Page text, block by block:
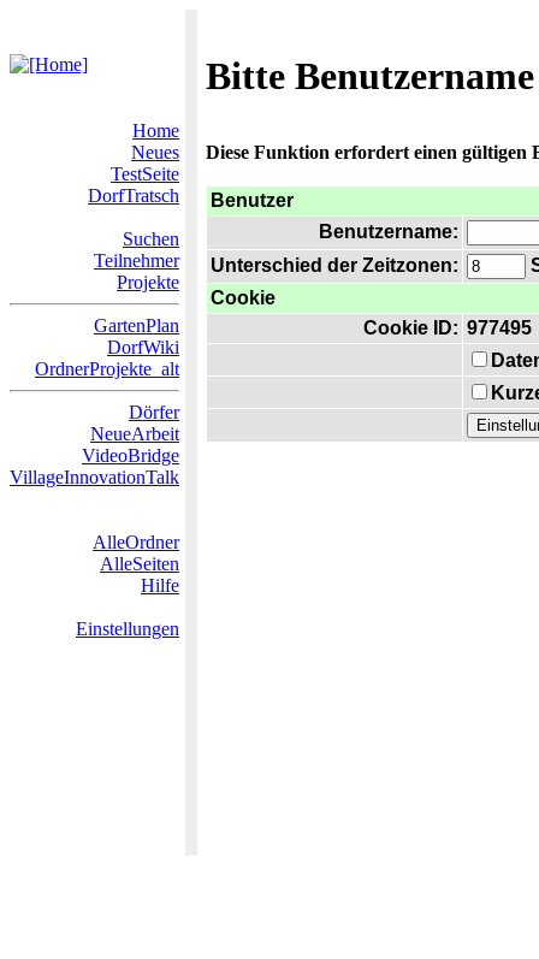
Bitte
Home
Neues
TestSeite
DorfTratsch
Suchen
Teilnehmer
Projekte
GartenPlan
DorfWiki
OrdnerProjekte_alt
Dörfer
NeueArbeit
VideoBridge
VillageInnovationTalk
AlleOrdner
AlleSeiten
Hilfe
Einstellungen
Diese Funktion erfordert einen gültigen
Benutzer
Benutzername:
Unterschied der Zeitzonen:
Cookie
Cookie ID: 977495